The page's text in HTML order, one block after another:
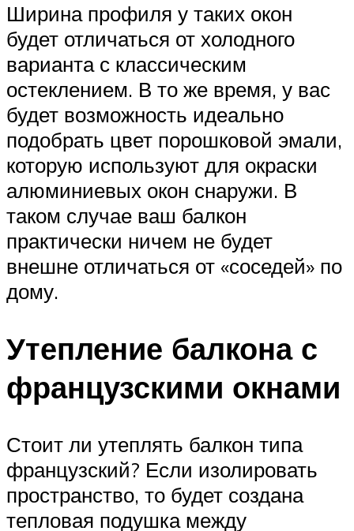
Ширина профиля у таких окон
будет отличаться от холодного
варианта с классическим
остеклением. В то же время, у вас
будет возможность идеально
подобрать цвет порошковой эмали,
которую используют для окраски
алюминиевых окон снаружи. В
таком случае ваш балкон
практически ничем не будет
внешне отличаться от «соседей» по
дому.
Утепление балкона с
французскими окнами
Стоит ли утеплять балкон типа
французский? Если изолировать
пространство, то будет создана
тепловая подушка между